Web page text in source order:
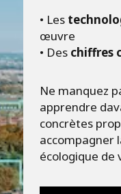
• Les
œuvre
• Des chiffres
Ne manquez
apprendre
concrètes
accompagner
écologique de